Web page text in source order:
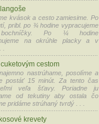
kvások a cesto zamiesime. Po
pribl. po ¾ hodine vypracujeme
Po ¼ hodine
na okrúhle placky a v
cestom
nastrúhame, posolíme a
postáť 15 minút. Za tento čas
veľa šťavy. Poriadne ju
od tekutiny aby ostala čo
pridáme strúhaný tvrdý . . .
krevety